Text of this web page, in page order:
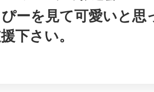
ーを見て可愛いと思
下さい。
渋谷区